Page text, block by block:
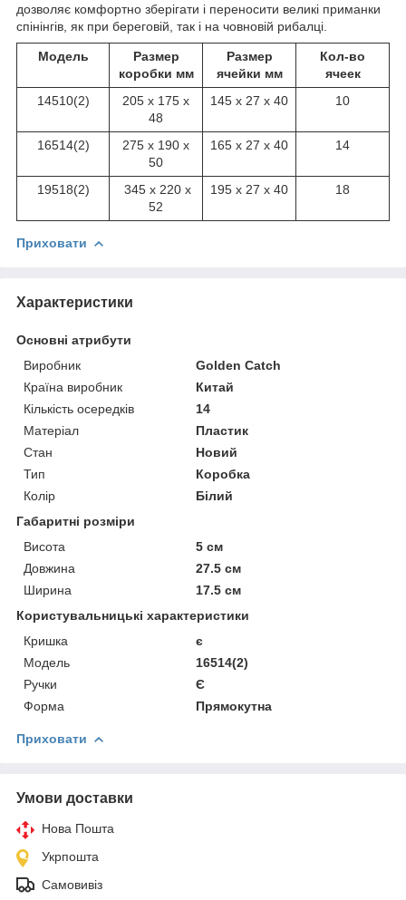
дозволяє комфортно зберігати і переносити великі приманки
спінінгів, як при береговій, так і на човновій рибалці.
Модель
Размер
коробки мм
Размер
ячейки мм
Кол-во
ячеек
14510(2)
205 х 175 х
48
145 х 27 х 40 10
16514(2)
275 х 190 х
50
165 х 27 х 40 14
19518(2)
345 х 220 х
52
195 х 27 х 40 18
Приховати
Характеристики
Основні атрибути
Виробник
Golden Catch
Країна виробник
Китай
Кількість осередків
14
Матеріал
Пластик
Стан
Новий
Тип
Коробка
Колір
Білий
Габаритні розміри
Висота
5 см
Довжина
27.5 см
Ширина
17.5 см
Користувальницькі характеристики
Кришка
є
Мoдель
16514(2)
Ручки
Є
Форма
Прямокутна
Приховати
Умови доставки
Нова Пошта
Укрпошта
Самовивіз